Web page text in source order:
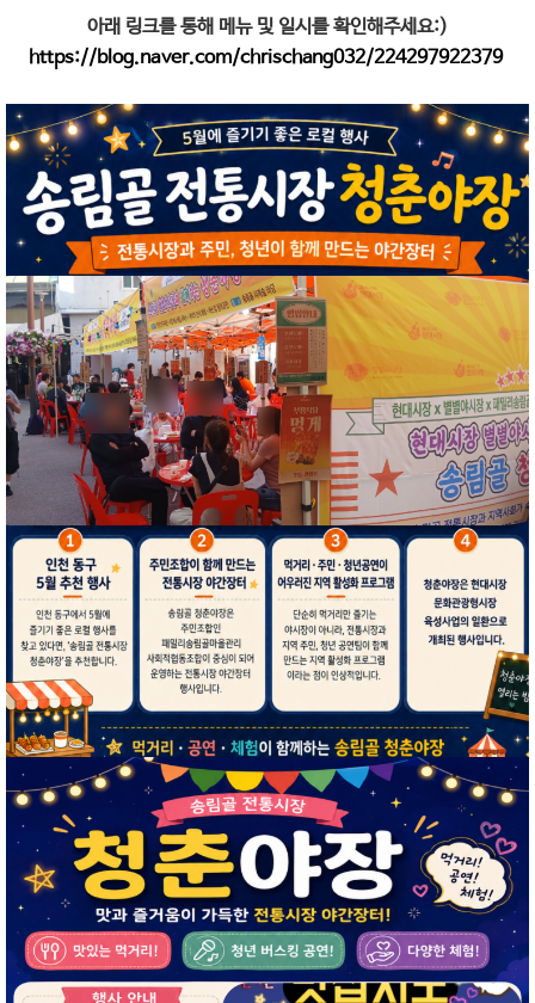
아래 링크를 통해 메뉴 및 일시를 확인해주세요:)
https://blog.naver.com/chrischang032/224297922379